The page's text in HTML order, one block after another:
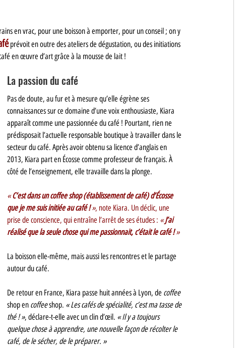
en vrac, pour une boisson à emporter, pour un conseil ; on y
prévoit en outre des ateliers de dégustation, ou des initiations
en œuvre d’art grâce à la mousse de lait !
La passion du café
Pas de doute, au fur et à mesure qu’elle égrène ses
connaissances sur ce domaine d’une voix enthousiaste, Kiara
apparaît comme une passionnée du café ! Pourtant, rien ne
prédisposait l’actuelle responsable boutique à travailler dans le
secteur du café. Après avoir obtenu sa licence d’anglais en
2013, Kiara part en Écosse comme professeur de français. À
côté de l’enseignement, elle travaille dans la plonge.
« C’est dans un coffee shop (établissement de café) d’Écosse
que je me suis initiée au café ! », note Kiara. Un déclic, une
prise de conscience, qui entraîne l’arrêt de ses études : « J’ai
réalisé que la seule chose qui me passionnait, c’était le café ! »
La boisson elle-même, mais aussi les rencontres et le partage
autour du café.
De retour en France, Kiara passe huit années à Lyon, de coffee
shop en coffee shop. « Les cafés de spécialité, c’est ma tasse de
thé ! », déclare-t-elle avec un clin d’œil. « Il y a toujours
quelque chose à apprendre, une nouvelle façon de récolter le
café, de le sécher, de le préparer. »